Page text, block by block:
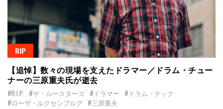
RIP
【追悼】数々の現場を支えたドラマー／ドラム・チュー
ナーの三原重夫氏が逝去
#R.I.P. #ザ・ルースターズ #ドラマー #ドラム・テック
#ローザ・ルクセンブルグ #三原重夫